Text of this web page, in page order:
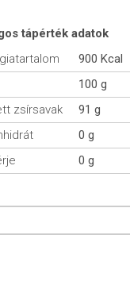
tápérték adatok
900 Kcal
100 g
zsírsavak
91 g
0 g
0 g